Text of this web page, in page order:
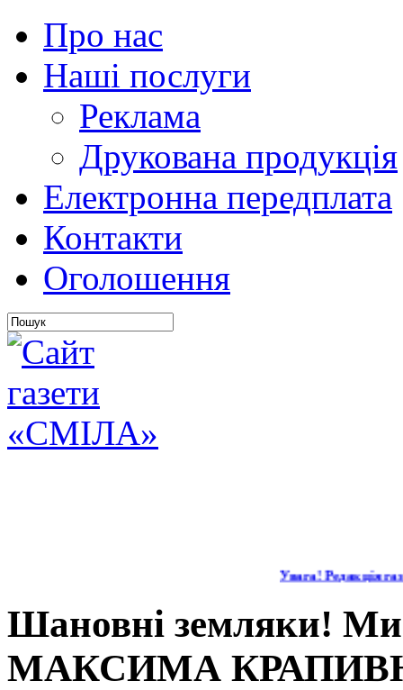
Про нас
Наші послуги
Реклама
Друкована продукція
Електронна передплата
Контакти
Оголошення
Увага! Редакція
Шановні земляки! Ми
МАКСИМА